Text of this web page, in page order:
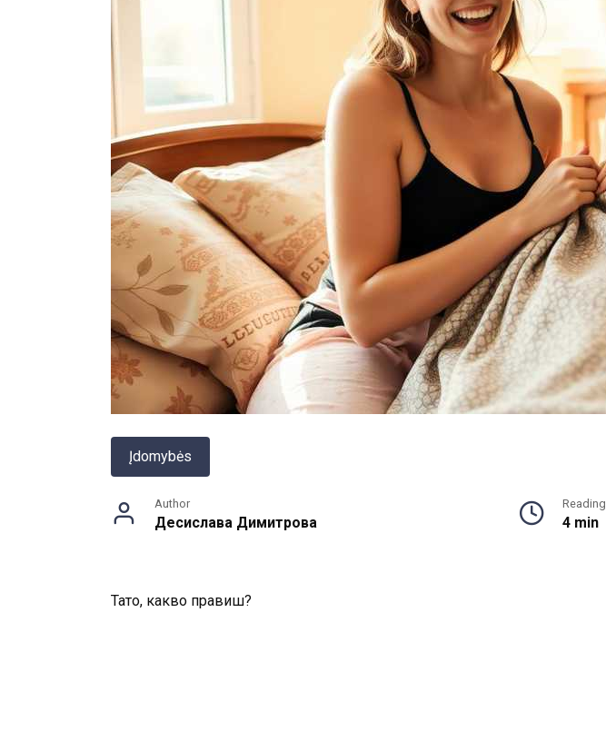
Įdomybės
Author
Десислава Димитрова
Reading
4 min
Тато, какво правиш?